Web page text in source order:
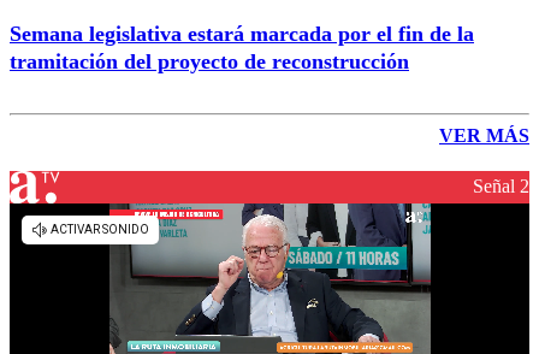
Semana legislativa estará marcada por el fin de la
tramitación del proyecto de reconstrucción
VER MÁS
Señal 2